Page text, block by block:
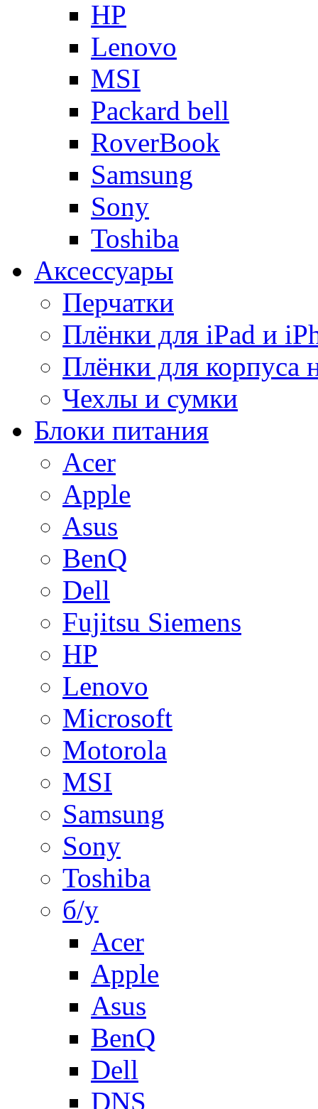
HP
Lenovo
MSI
Packard bell
RoverBook
Samsung
Sony
Toshiba
Аксессуары
Перчатки
Плёнки для iPad и
Плёнки для корпуса
Чехлы и сумки
Блоки питания
Acer
Apple
Asus
BenQ
Dell
Fujitsu Siemens
HP
Lenovo
Microsoft
Motorola
MSI
Samsung
Sony
Toshiba
б/у
Acer
Apple
Asus
BenQ
Dell
DNS